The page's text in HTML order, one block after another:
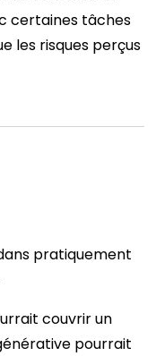
certaines tâches
les risques perçus
pratiquement
couvrir un
pourrait